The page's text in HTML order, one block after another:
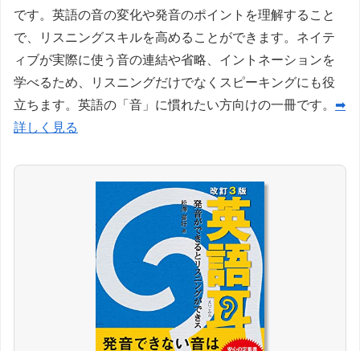
です。英語の音の変化や発音のポイントを理解すること
で、リスニングスキルを高めることができます。ネイテ
ィブが実際に使う音の連結や省略、イントネーションを
学べるため、リスニングだけでなくスピーキングにも役
立ちます。英語の「音」に慣れたい方向けの一冊です。 ➡
詳しく見る